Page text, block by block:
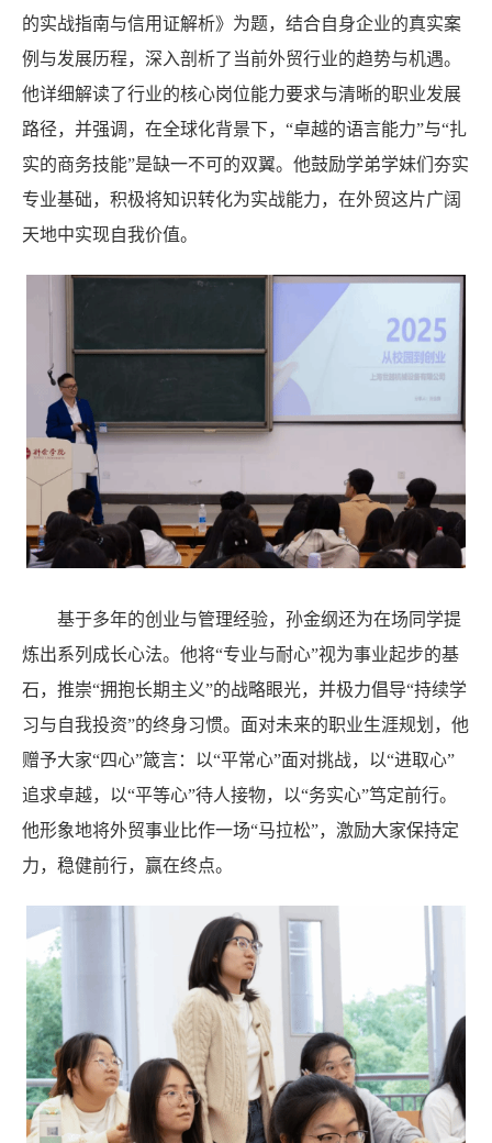
的实战指南与信用证解析》为题，结合自身企业的真实案
例与发展历程，深入剖析了当前外贸行业的趋势与机遇。
他详细解读了行业的核心岗位能力要求与清晰的职业发展
路径，并强调，在全球化背景下， “卓越的语言能力”与“扎
实的商务技能”是缺一不可的双翼。他鼓励学弟学妹们夯实
专业基础，积极将知识转化为实战能力，在外贸这片广阔
天地中实现自我价值。
基于多年的创业与管理经验，孙金纲还为在场同学提
炼出系列成长心法。他将“专业与耐心”视为事业起步的基
石，推崇“拥抱长期主义”的战略眼光，并极力倡导“持续学
习与自我投资”的终身习惯。面对未来的职业生涯规划，他
赠予大家“四心”箴言：以“平常心”面对挑战，以“进取心”
追求卓越，以“平等心”待人接物，以“务实心”笃定前行。
他形象地将外贸事业比作一场“马拉松”，激励大家保持定
力，稳健前行，赢在终点。